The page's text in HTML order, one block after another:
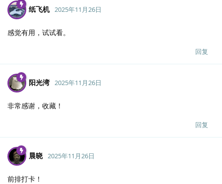
纸飞机 2025年11月26日
感觉有用，试试看。
回复
阳光湾 2025年11月26日
非常感谢，收藏！
回复
晨晓 2025年11月26日
前排打卡！